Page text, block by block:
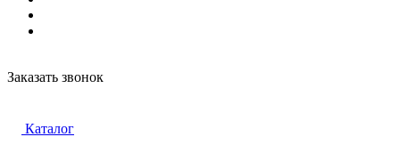
Заказать звонок
Каталог